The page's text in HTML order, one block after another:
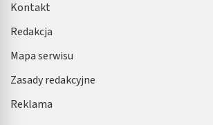
Kontakt
Redakcja
Mapa serwisu
Zasady redakcyjne
Reklama